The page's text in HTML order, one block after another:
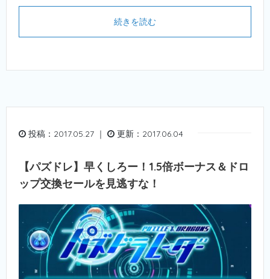
続きを読む
投稿：2017.05.27 ｜ 更新：2017.06.04
【パズドレ】早くしろー！1.5倍ボーナス＆ドロ
ップ交換セールを見逃すな！